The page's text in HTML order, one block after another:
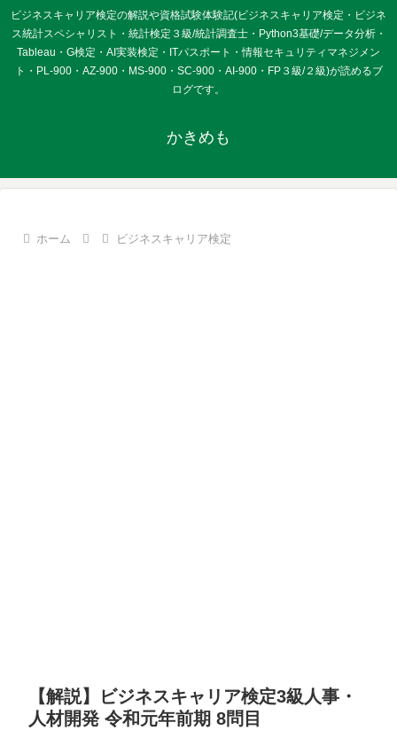
ビジネスキャリア検定の解説や資格試験体験記(ビジネスキャリア検定・ビジネ
ス統計スペシャリスト・統計検定３級/統計調査士・Python3基礎/データ分析・
Tableau・G検定・AI実装検定・ITパスポート・情報セキュリティマネジメン
ト・PL-900・AZ-900・MS-900・SC-900・AI-900・FP３級/２級)が読めるブ
ログです。
かきめも
ホーム ビジネスキャリア検定
【解説】ビジネスキャリア検定3級人事・
人材開発 令和元年前期 8問目